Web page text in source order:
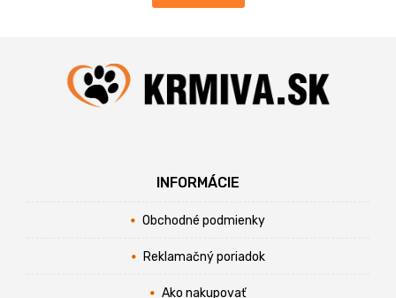
INFORMÁCIE
Obchodné podmienky
Reklamačný poriadok
Ako nakupovať